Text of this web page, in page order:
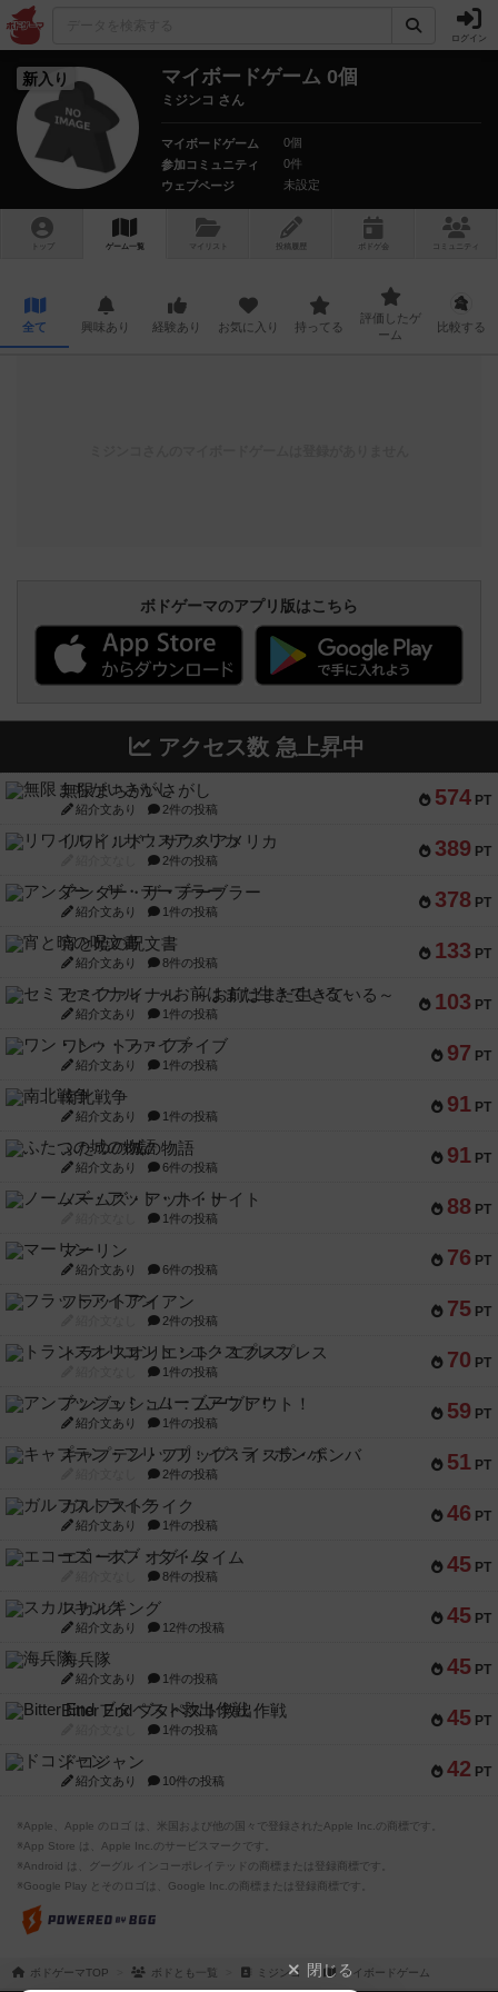
ログイン
新入り マイボードゲーム 0個
ミジンコ さん
マイボードゲーム
0個
参加コミュニティ
0件
ウェブページ
未設定
トップ ゲーム一覧 マイリスト 投稿履歴 ボ ドゲ コミュニティ
全て 興味あり 経験あり お気に入り 持ってる
評価したゲ
ーム
比較する
ボドゲーマのアプリ版はこちら
アクセス数 急上昇中
574 PT
無限まちがいさがし
紹介文あり 2件の投稿
389 PT
リワイルド：サウスアメリカ
2件の投稿
378 PT
アンダー・ザ・テーブラー
紹介文あり 1件の投稿
133 PT
宵と暁の呪文書
紹介文あり 8件の投稿
103 PT
セミファイナル ～お前はまだ生きている～
紹介文あり 1件の投稿
97 PT
ワン・トゥ・ファイブ
紹介文あり 1件の投稿
91 PT
南北戦争
紹介文あり 1件の投稿
91 PT
ふたつの城の物語
紹介文あり 6件の投稿
88 PT
ノームズ・アット・ナイト
1件の投稿
76 PT
マーリン
紹介文あり 6件の投稿
75 PT
フラットアイアン
2件の投稿
70 PT
トランスオリエント・エクスプレス
1件の投稿
59 PT
アンブッシュ！：ムーブアウト！
紹介文あり 1件の投稿
51 PT
キャプテン・フリップ：イスラ・ボンバ
2件の投稿
46 PT
ガルフストライク
紹介文あり 1件の投稿
45 PT
エコーズ・オブ・タイム
8件の投稿
45 PT
スカルキング
紹介文あり 12件の投稿
45 PT
海兵隊
紹介文あり 1件の投稿
45 PT
Bitter End ブタペスト救出作戦
1件の投稿
42 PT
ドコジャン
紹介文あり 10件の投稿
※Apple、Apple のロゴ は、米国および他の国々で登録されたApple Inc.の商標です。
※App Store は、Apple Inc.のサービスマークです。
※Android は、グーグル インコーポレイテッドの商標または登録商標です。
※Google Play とそのロゴは、Google Inc.の商標または登録商標です。
ボドゲーマTOP ボドとも一覧 ミジンコ マイボードゲーム
閉じる